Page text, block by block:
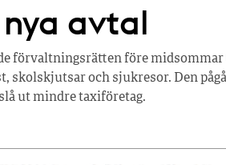
avtal
förvaltningsrätten före midsommar
skolskjutsar och sjukresor. Den
ut mindre taxiföretag.